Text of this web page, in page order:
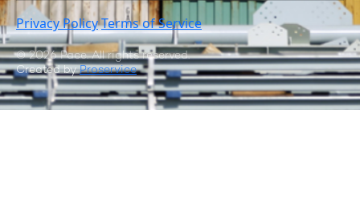
© 2026 Pace. All rights reserved.
Privacy PolicyTerms of Service
Created byProservice